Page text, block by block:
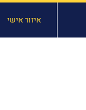
איזור אישי